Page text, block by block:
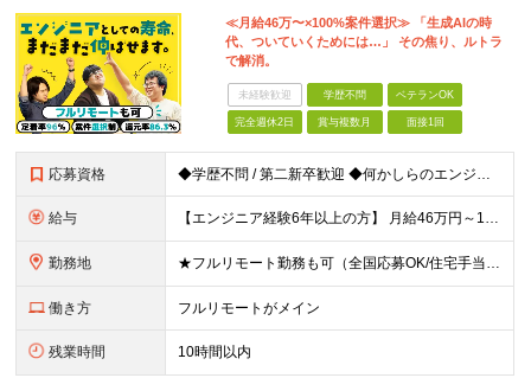
≪月給46万〜×100%案件選択≫ 「生成AIの時
代、ついていくためには…」 その焦り、ルトラ
で解消。
未経験歓迎 学歴不問 ベテランOK
完全週休2日 賞与複数月 面接1回
応募資格 ◆学歴不問 / 第二新卒歓迎 ◆何かしらのエンジニア経験をお持ちの方 （言語・期間・フェーズ不問） 経験浅めの方も遠慮なくご応募ください！ ■入社前Q＆A ────── ◎実力に見合った報酬が手に
給与 【エンジニア経験6年以上の方】 月給46万円～100万円（固定残業代含む） ※上記月給には月30時間分の固定残業代（月8万7,400円～月19万円）を含む。超過分は全額支給。 【エンジニア経験4年以
勤務地 ★フルリモート勤務も可（全国応募OK/住宅手当を支給します） ※案件によって常駐が必要になる場合があります。 ※希望がない限り、転勤はありません ※U・Iターン歓迎 ★ルトラの社員は全国各地で活躍中
働き方 フルリモートがメイン
残業時間 10時間以内